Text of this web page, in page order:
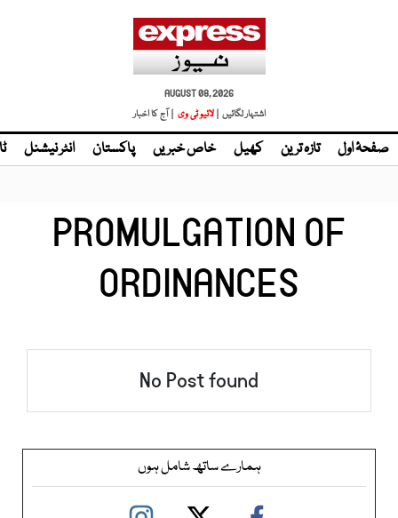
AUGUST 08, 2026
اشتہار لگائیں |
| آج کا اخبار
صفحۂ اول تازہ ترین کھیل خاص خبریں پاکستان انٹر نیشنل
PROMULGATION OF
ORDINANCES
No Post found
ہمارے ساتھ شامل ہوں